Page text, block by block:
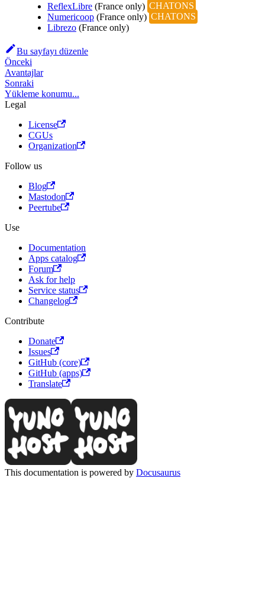
ReflexLibre (France only) CHATONS
Numericoop (France only) CHATONS
Librezo (France only)
Bu sayfayı düzenle
Önceki
Avantajlar
Sonraki
Yükleme konumu...
Legal
License
CGUs
Organization
Follow us
Blog
Mastodon
Peertube
Use
Documentation
Apps catalog
Forum
Ask for help
Service status
Changelog
Contribute
Donate
Issues
GitHub (core)
GitHub (apps)
Translate
This documentation is powered by Docusaurus